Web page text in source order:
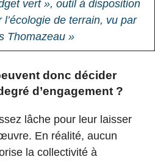
vert », outil à disposition
de terrain, vu par
Thomazeau »
donc décider
d’engagement ?
lâche pour leur laisser
En réalité, aucun
la collectivité à